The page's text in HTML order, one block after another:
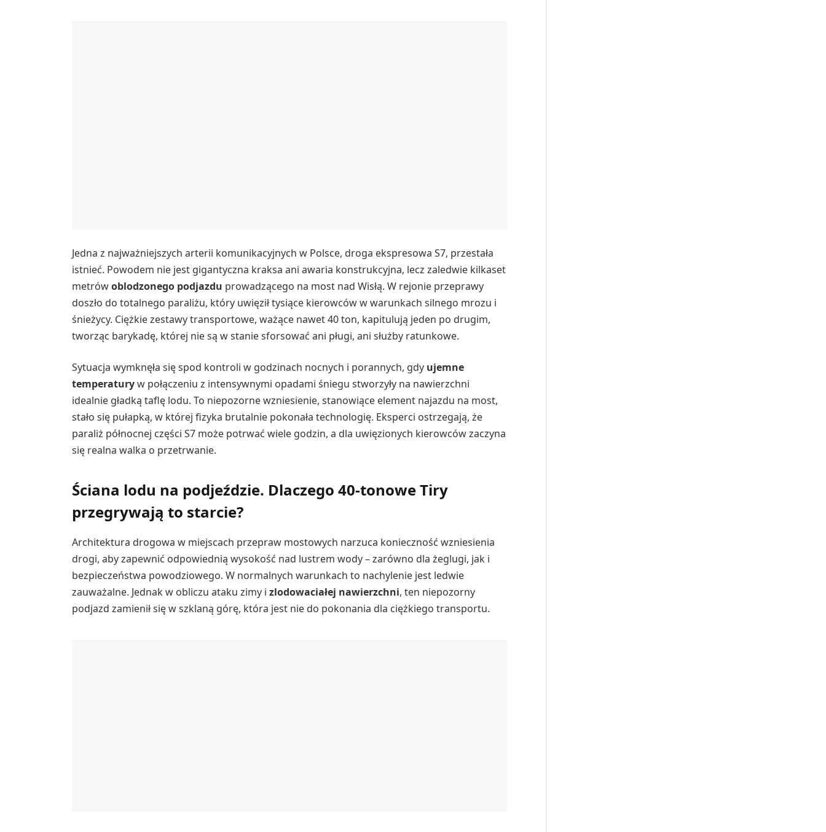
Jedna z najważniejszych arterii komunikacyjnych w Polsce, droga ekspresowa S7, przestała
istnieć. Powodem nie jest gigantyczna kraksa ani awaria konstrukcyjna, lecz zaledwie kilkaset
metrówoblodzonego podjazdu prowadzącego na most nad Wisłą. W rejonie przeprawy
doszło do totalnego paraliżu, który uwięził tysiące kierowców w warunkach silnego mrozu i
śnieżycy. Ciężkie zestawy transportowe, ważące nawet 40 ton, kapitulują jeden po drugim,
tworząc barykadę, której nie są w stanie sforsować ani pługi, ani służby ratunkowe.
Sytuacja wymknęła się spod kontroli w godzinach nocnych i porannych, gdy ujemne
temperaturyw połączeniu z intensywnymi opadami śniegu stworzyły na nawierzchni
idealnie gładką taflę lodu. To niepozorne wzniesienie, stanowiące element najazdu na most,
stało się pułapką, w której fizyka brutalnie pokonała technologię. Eksperci ostrzegają, że
paraliż północnej części S7 może potrwać wiele godzin, a dla uwięzionych kierowców zaczyna
się realna walka o przetrwanie.
Ściana lodu na podjeździe. Dlaczego 40-tonowe Tiry
przegrywają to starcie?
Architektura drogowa w miejscach przepraw mostowych narzuca konieczność wzniesienia
drogi, aby zapewnić odpowiednią wysokość nad lustrem wody – zarówno dla żeglugi, jak i
bezpieczeństwa powodziowego. W normalnych warunkach to nachylenie jest ledwie
zauważalne. Jednak w obliczu ataku zimy izlodowaciałej nawierzchni, ten niepozorny
podjazd zamienił się w szklaną górę, która jest nie do pokonania dla ciężkiego transportu.